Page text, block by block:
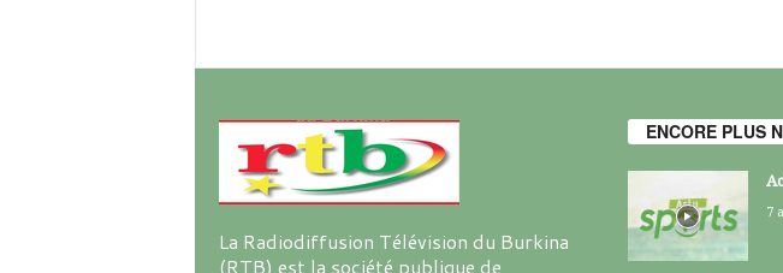
i
La Radiodiffusion Télévision du Burkina
(RTB) est la société publique de
ENCORE PLUS
7